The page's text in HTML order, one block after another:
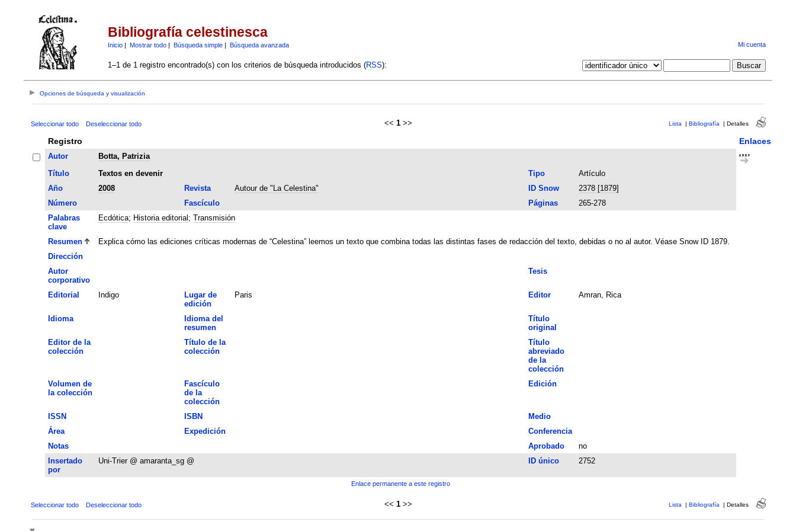
Bibliografía celestinesca
Inicio| Mostrar todo| Búsqueda simple| Búsqueda avanzada Mi cuenta
1–1 de 1 registro encontrado(s) con los criterios de búsqueda introducidos (RSS):
Opciones de búsqueda y visualización
Seleccionar todo Deseleccionar todo << 1 >> Lista | Bibliografía | Detalles
Registro Enlaces
Autor
Botta, Patrizia
Título
Textos en devenir Tipo
Artículo
Año
2008 Revista Autour de "La Celestina" ID Snow
2378 [1879]
Número
Fascículo Páginas
265-278
Palabras
clave
Ecdótica; Historia editorial ; Transmisión
Resumen
Explica cómo las ediciones críticas modernas de “Celestina” leemos un texto que combina todas las distintas fases de redacción del texto, debidas o no al autor. Véase Snow ID 1879.
Dirección
Autor
corporativo
Tesis
Editorial Indigo
Lugar de
edición
Paris Editor Amran, Rica
Idioma
Idioma del
resumen
Título
original
Editor de la
colección
Título de la
colección
Título
abreviado
de la
colección
Volumen de
la colección
Fascículo
de la
colección
Edición
ISSN ISBN
Medio
Área
Expedición
Conferencia
Notas
Aprobado
no
Insertado
por
Uni-Trier @ amaranta_sg @ ID único 2752
Enlace permanente a este registro
Seleccionar todo Deseleccionar todo << 1 >> Lista | Bibliografía | Detalles